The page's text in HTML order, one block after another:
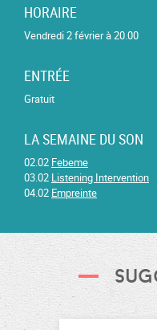
HORAIRE
Vendredi 2 février à 20.00
ENTRÉE
Gratuit
LA SEMAINE DU SON
02.02 Febeme
03.02 Listening Intervention
04.02 Empreinte